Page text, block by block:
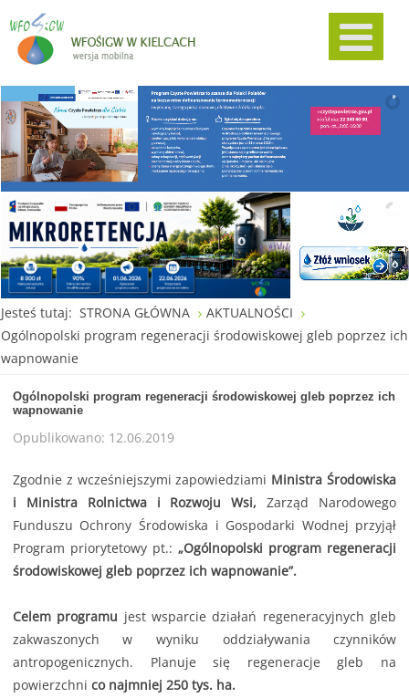
Jesteś tutaj: STRONA GŁÓWNA
AKTUALNOŚCI
Ogólnopolski program regeneracji środowiskowej gleb poprzez ich
wapnowanie
Ogólnopolski program regeneracji środowiskowej gleb poprzez ich
wapnowanie
Opublikowano: 12.06.2019
Zgodnie z wcześniejszymi zapowiedziami Ministra Środowiska
i Ministra Rolnictwa i Rozwoju Wsi, Zarząd Narodowego
Funduszu Ochrony Środowiska i Gospodarki Wodnej przyjął
Program priorytetowy pt.:„Ogólnopolski program regeneracji
środowiskowej gleb poprzez ich wapnowanie”.
Celem programu jest wsparcie działań regeneracyjnych gleb
zakwaszonych w wyniku oddziaływania czynników
antropogenicznych. Planuje się regeneracje gleb na
powierzchni co najmniej 250 tys. ha.